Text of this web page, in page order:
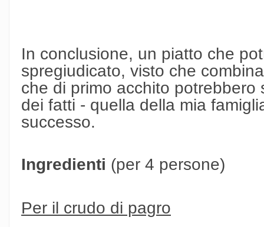
In conclusione, un piatto che
spregiudicato, visto che
che di primo acchito
dei fatti - quella della mia
successo.
Ingredienti (per 4 persone)
Per il crudo di pagro